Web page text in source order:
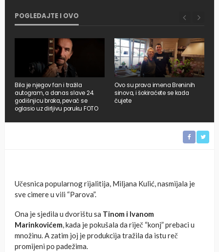
POGLEDAJTE I OVO
Bila je njegov fan i tražila
autogram, a danas slave 24.
godišnjicu braka, pevač se
oglasio uz dirljivu poruku FOTO
Ovo su prava imena Breninih
sinova, i šokiraćete se kada
čujete
Učesnica popularnog rijalitija, Miljana Kulić, nasmijala je
sve cimere u vili “Parova”.
Ona je sjedila u dvorištu sa Tinom i Ivanom
Marinkovićem, kada je pokušala da riječ “konj” prebaci u
množinu. A zatim joj je produkcija tražila da istu reč
promijeni po padežima.